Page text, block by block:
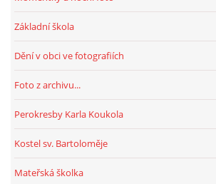
Základní škola
Dění v obci ve fotografiích
Foto z archivu...
Perokresby Karla Koukola
Kostel sv. Bartoloměje
Mateřská školka